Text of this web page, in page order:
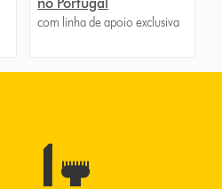
com linha de apoio exclusiva